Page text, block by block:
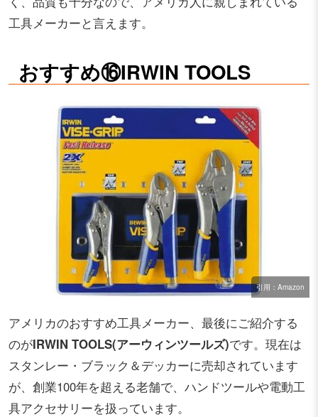
工具メーカーと言えます。
おすすめ⑯IRWIN TOOLS
引用：Amazon
アメリカのおすすめ工具メーカー、最後にご紹介する
のがIRWIN TOOLS(アーウィンツールズ)です。現在は
スタンレー・ブラック＆デッカーに売却されています
が、創業100年を超える老舗で、ハンドツールや電動工
具アクセサリーを扱っています。